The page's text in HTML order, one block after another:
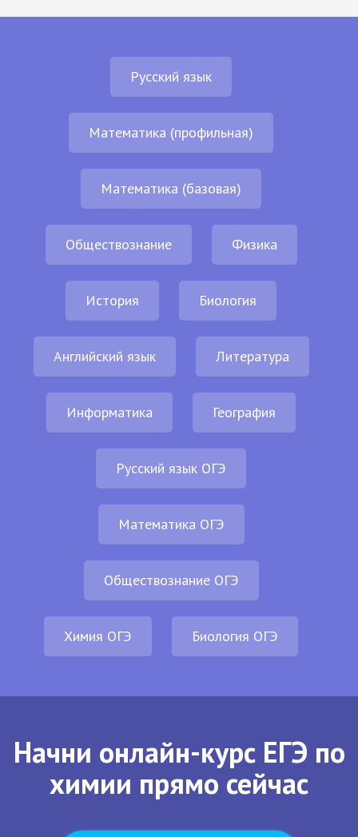
Русский язык
Математика (профильная)
Математика (базовая)
Обществознание Физика
История Биология
Английский язык Литература
Информатика География
Русский язык ОГЭ
Математика ОГЭ
Обществознание ОГЭ
Химия ОГЭ Биология ОГЭ
Начни онлайн-курс ЕГЭ по
химии прямо сейчас